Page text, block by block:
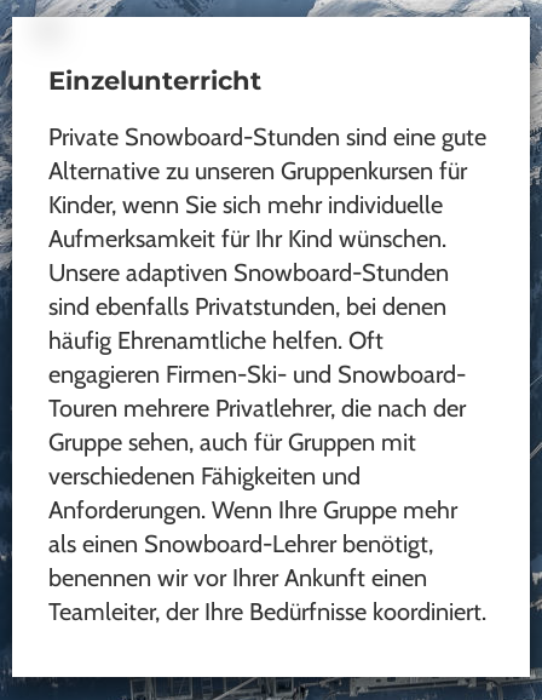
Einzelunterricht
Private Snowboard-Stunden sind eine gute
Alternative zu unseren Gruppenkursen für
Kinder, wenn Sie sich mehr individuelle
Aufmerksamkeit für Ihr Kind wünschen.
Unsere adaptiven Snowboard-Stunden
sind ebenfalls Privatstunden, bei denen
häufig Ehrenamtliche helfen. Oft
engagieren Firmen-Ski- und Snowboard-
Touren mehrere Privatlehrer, die nach der
Gruppe sehen, auch für Gruppen mit
verschiedenen Fähigkeiten und
Anforderungen. Wenn Ihre Gruppe mehr
als einen Snowboard-Lehrer benötigt,
benennen wir vor Ihrer Ankunft einen
Teamleiter, der Ihre Bedürfnisse koordiniert.